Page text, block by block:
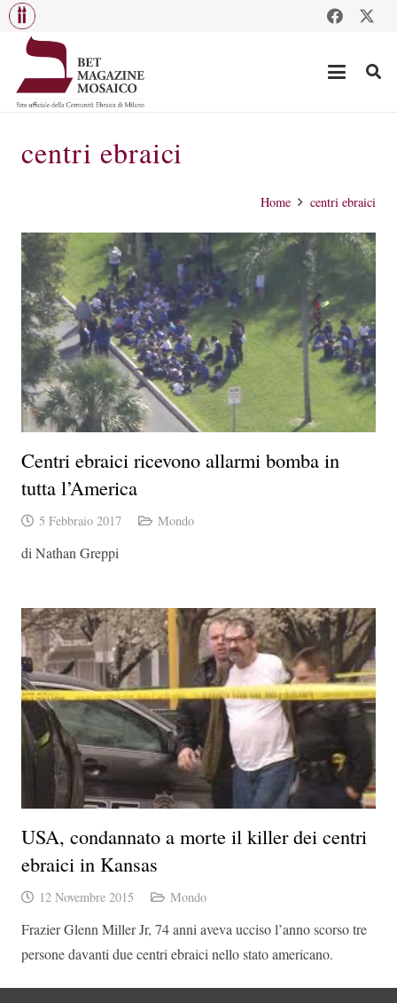
centri ebraici
Home centri ebraici
Centri ebraici ricevono allarmi bomba in
tutta l’America
5 Febbraio 2017 Mondo
di Nathan Greppi
USA, condannato a morte il killer dei centri
ebraici in Kansas
12 Novembre 2015 Mondo
Frazier Glenn Miller Jr, 74 anni aveva ucciso l’anno scorso tre
persone davanti due centri ebraici nello stato americano.